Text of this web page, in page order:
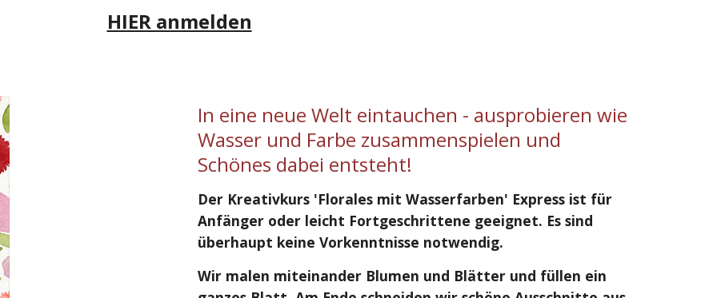
HIER anmelden
In eine neue Welt eintauchen - ausprobieren wie
Wasser und Farbe zusammenspielen und
Schönes dabei entsteht!
Der Kreativkurs 'Florales mit Wasserfarben' Express ist für
Anfänger oder leicht Fortgeschrittene geeignet. Es sind
überhaupt keine Vorkenntnisse notwendig.
Wir malen miteinander Blumen und Blätter und füllen ein